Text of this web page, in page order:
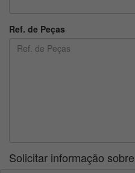
Ref. de Peças
Solicitar informação